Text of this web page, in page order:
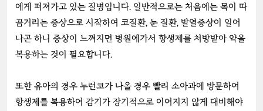
에게 퍼져가고 있는 질병입니다. 일반적으로는 처음에는 목이 따
끔거리는 증상으로 시작하여 코질환, 눈 질환, 발열증상이 일어
나곤 하니 증상이 느껴지면 병원에가서 항생제를 처방받아 약을
복용하는 것이 필요합니다.
또한 유아의 경우 누런코가 나올 경우 빨리 소아과에 방문하여
항생제를 복용하여 감기가 장기적으로 이어지지 않게 대비해야